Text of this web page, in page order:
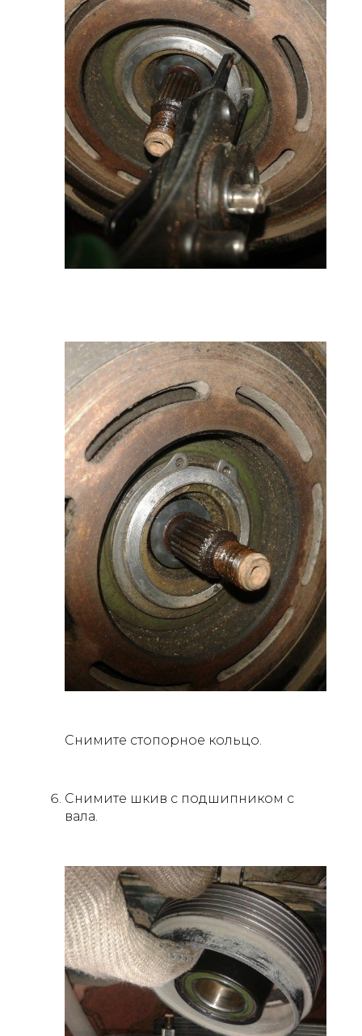
Снимите стопорное кольцо.
Снимите шкив с подшипником с
вала.